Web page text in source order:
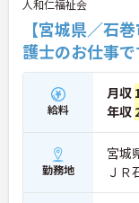
人和仁福祉会
【宮城県／石
護士のお仕事で
給料
月収
年収
勤務地
宮城
ＪＲ